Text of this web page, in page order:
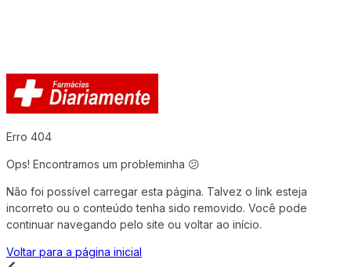
Erro 404
Ops! Encontramos um probleminha 😕
Não foi possível carregar esta página. Talvez o link esteja
incorreto ou o conteúdo tenha sido removido. Você pode
continuar navegando pelo site ou voltar ao início.
Voltar para a página inicial